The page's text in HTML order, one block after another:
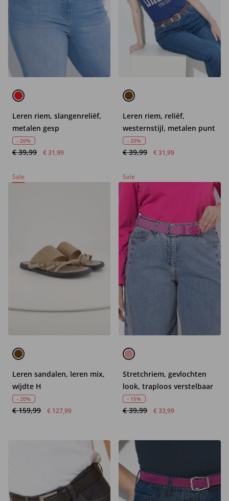
Leren riem, slangenreliëf,
metalen gesp
- 20%
€ 39,99 € 31,99
Leren riem, reliëf,
westernstijl, metalen punt
- 20%
€ 39,99 € 31,99
Sale
Leren sandalen, leren mix,
wijdte H
- 20%
€ 159,99 € 127,99
Sale
Stretchriem, gevlochten
look, traploos verstelbaar
- 15%
€ 39,99 € 33,99